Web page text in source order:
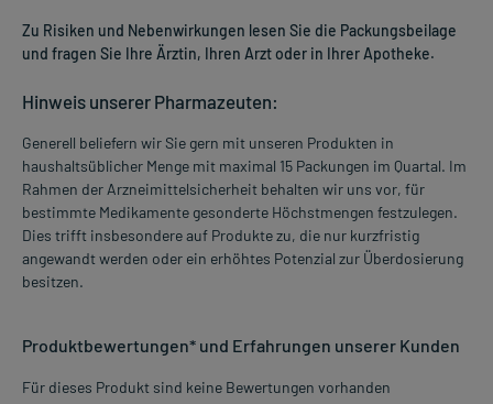
Zu Risiken und Nebenwirkungen lesen Sie die Packungsbeilage
und fragen Sie Ihre Ärztin, Ihren Arzt oder in Ihrer Apotheke.
Hinweis unserer Pharmazeuten:
Generell beliefern wir Sie gern mit unseren Produkten in
haushaltsüblicher Menge mit maximal 15 Packungen im Quartal. Im
Rahmen der Arzneimittelsicherheit behalten wir uns vor, für
bestimmte Medikamente gesonderte Höchstmengen festzulegen.
Dies trifft insbesondere auf Produkte zu, die nur kurzfristig
angewandt werden oder ein erhöhtes Potenzial zur Überdosierung
besitzen.
Produktbewertungen* und Erfahrungen unserer Kunden
Für dieses Produkt sind keine Bewertungen vorhanden